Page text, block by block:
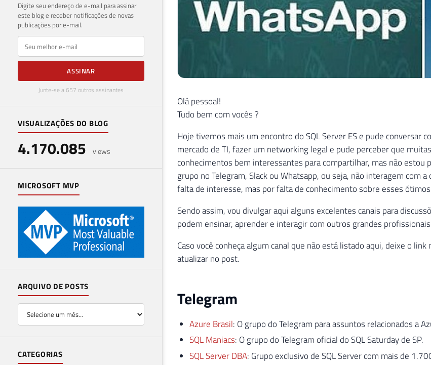
Digite seu endereço de e-mail para assinar
este blog e receber notificações de novas
publicações por e-mail.
E-mail
ASSINAR
Junte-se a 657 outros assinantes
VISUALIZAÇÕES DO BLOG
4.170.085 views
MICROSOFT MVP
ARQUIVO DE POSTS
CATEGORIAS
Olá pessoal!
Tudo bem com vocês ?
Hoje tivemos mais um encontro do SQL Server ES e pude conversar
mercado de TI, fazer um networking legal e pude perceber que
conhecimentos bem interessantes para compartilhar, mas não estou
grupo no Telegram, Slack ou Whatsapp, ou seja, não interagem com
falta de interesse, mas por falta de conhecimento sobre esses ótimos
Sendo assim, vou divulgar aqui alguns excelentes canais para
podem ensinar, aprender e interagir com outros grandes
Caso você conheça algum canal que não está listado aqui, deixe o
atualizar no post.
Telegram
Azure Brasil: O grupo do Telegram para assuntos relacionados a
SQL Maniacs: O grupo do Telegram oficial do SQL Saturday de SP.
SQL Server DBA: Grupo exclusivo de SQL Server com mais de